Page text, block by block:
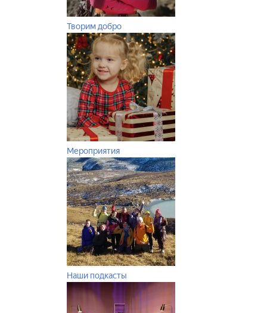
Творим добро
Мероприятия
Наши подкасты